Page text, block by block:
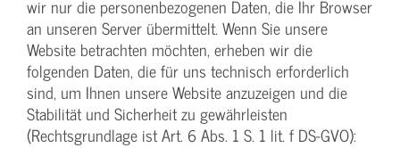
wir nur die personenbezogenen Daten, die Ihr Browser
an unseren Server übermittelt. Wenn Sie unsere
Website betrachten möchten, erheben wir die
folgenden Daten, die für uns technisch erforderlich
sind, um Ihnen unsere Website anzuzeigen und die
Stabilität und Sicherheit zu gewährleisten
(Rechtsgrundlage ist Art. 6 Abs. 1 S. 1 lit. f DS-GVO):